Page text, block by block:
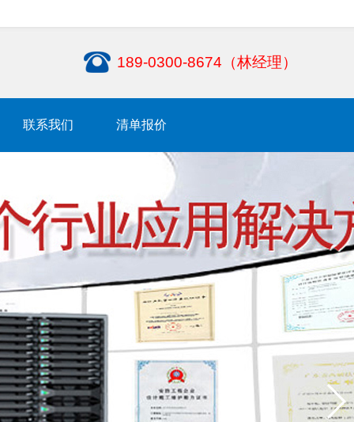
189-0300-8674（林经理）
联系我们 清单报价